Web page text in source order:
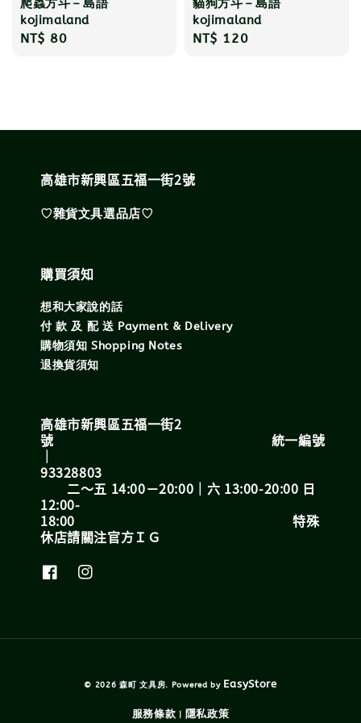
爬蟲方斗－島語
kojimaland
Regular
NT$ 80
貓狗方斗－島語
kojimaland
Regular
NT$ 120
高雄市新興區五福一街2號
♡雜貨文具選品店♡
購買須知
想和大家說的話
付 款 及 配 送 Payment & Delivery
購物須知 Shopping Notes
退換貨須知
高雄市新興區五福一街2
號 統一編號
｜
93328803
二～五 14:00－20:00｜六 13:00-20:00 日
12:00-
18:00 特殊
休店請關注官方ＩＧ
© 2026 森町 文具房. Powered by EasyStore
服務條款 隱私政策